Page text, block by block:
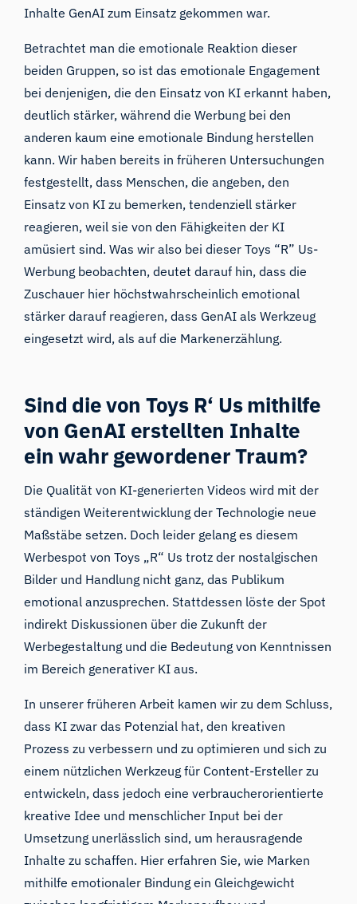
Inhalte GenAI zum Einsatz gekommen war.
Betrachtet man die emotionale Reaktion dieser
beiden Gruppen, so ist das emotionale Engagement
bei denjenigen, die den Einsatz von KI erkannt haben,
deutlich stärker, während die Werbung bei den
anderen kaum eine emotionale Bindung herstellen
kann. Wir haben bereits infrüheren Untersuchungen
festgestellt, dass Menschen, die angeben, den
Einsatz von KI zu bemerken, tendenziell stärker
reagieren, weil sie von den Fähigkeiten der KI
amüsiert sind. Was wir also bei dieser Toys “R” Us-
Werbung beobachten, deutet darauf hin, dass die
Zuschauer hier höchstwahrscheinlich emotional
stärker darauf reagieren, dass GenAI als Werkzeug
eingesetzt wird, als auf die Markenerzählung.
Sind die von Toys R‘ Us mithilfe
von GenAI erstellten Inhalte
ein wahr gewordener Traum?
Die Qualität von KI-generierten Videos wird mit der
ständigen Weiterentwicklung der Technologie neue
Maßstäbe setzen. Doch leider gelang es diesem
Werbespot von Toys „R“ Us trotz der nostalgischen
Bilder und Handlung nicht ganz, das Publikum
emotional anzusprechen. Stattdessen löste der Spot
indirekt Diskussionen über die Zukunft der
Werbegestaltung und die Bedeutung von Kenntnissen
im Bereich generativer KI aus.
In unsererfrüheren Arbeit kamen wir zu dem Schluss,
dass KI zwar das Potenzial hat, den kreativen
Prozess zu verbessern und zu optimieren und sich zu
einem nützlichen Werkzeug für Content-Ersteller zu
entwickeln, dass jedoch eine verbraucherorientierte
kreative Idee und menschlicher Input bei der
Umsetzung unerlässlich sind, um herausragende
Inhalte zu schaffen. Hier erfahren Sie,wie Marken
mithilfe emotionaler Bindung ein Gleichgewicht